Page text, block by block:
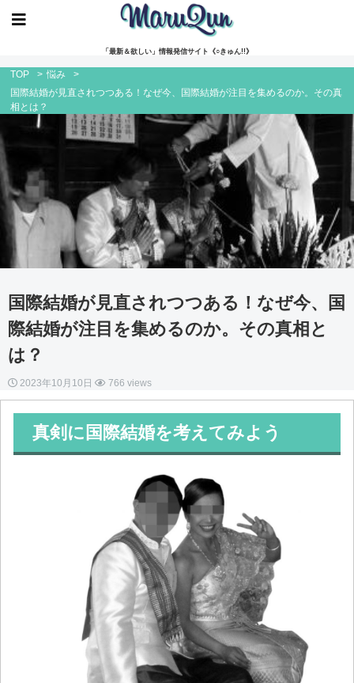
「最新＆欲しい」情報発信サイト《○きゅん!!》
TOP > 悩み
>
国際結婚が見直されつつある！なぜ今、国際結婚が注目を集めるのか。その真
相とは？
国際結婚が見直されつつある！なぜ今、国
際結婚が注目を集めるのか。その真相と
は？
2023年10月10日 766 views
真剣に国際結婚を考えてみよう